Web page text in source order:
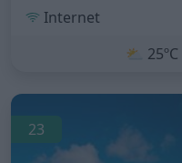
Internet
⛅ 25ºC
23